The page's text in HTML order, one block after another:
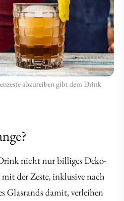
abzureiben gibt dem Drink
nicht nur billiges Deko-
der Zeste, inklusive nach
Glasrands damit, verleihen